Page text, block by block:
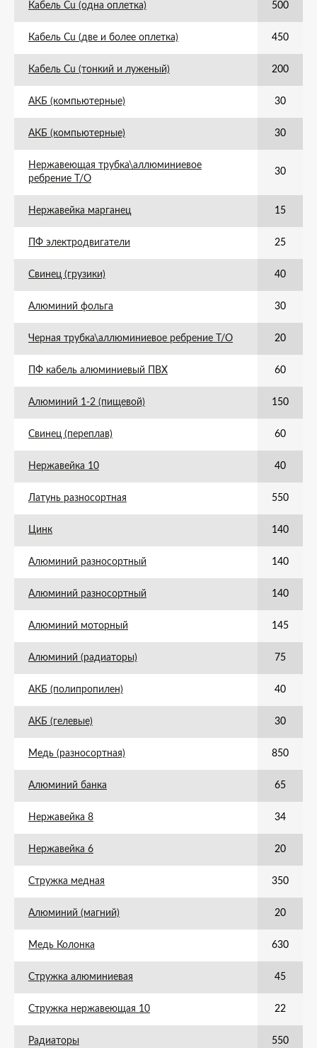
Кабель Cu (одна оплетка) 500
Кабель Cu (две и более оплетка) 450
Кабель Cu (тонкий и луженый) 200
АКБ (компьютерные) 30
АКБ (компьютерные) 30
Нержавеющая трубка\аллюминиевое
ребрение Т/О
30
Нержавейка марганец 15
ПФ электродвигатели 25
Свинец (грузики) 40
Алюминий фольга 30
Черная трубка\аллюминиевое ребрение Т/О 20
ПФ кабель алюминиевый ПВХ 60
Алюминий 1-2 (пищевой) 150
Свинец (переплав) 60
Нержавейка 10 40
Латунь разносортная 550
Цинк 140
Алюминий разносортный 140
Алюминий разносортный 140
Алюминий моторный 145
Алюминий (радиаторы) 75
АКБ (полипропилен) 40
АКБ (гелевые) 30
Медь (разносортная) 850
Алюминий банка 65
Нержавейка 8 34
Нержавейка 6 20
Стружка медная 350
Алюминий (магний) 20
Медь Колонка 630
Стружка алюминиевая 45
Стружка нержавеющая 10 22
Радиаторы 550